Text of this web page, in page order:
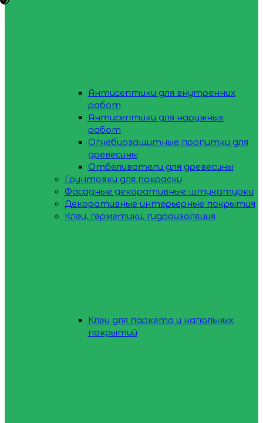
Антисептики для внутренних
работ
Антисептики для наружных
работ
Огнебиозащитные пропитки для
древесины
Отбеливатели для древесины
Грунтовки для покраски
Фасадные декоративные штукатурки
Декоративные интерьерные покрытия
Клеи, герметики, гидроизоляция
Клеи для паркета и напольных
покрытий